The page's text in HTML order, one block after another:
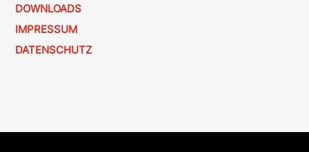
DOWNLOADS
IMPRESSUM
DATENSCHUTZ